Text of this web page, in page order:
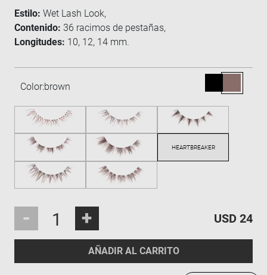
Estilo: Wet Lash Look,
Contenido: 36 racimos de pestañas,
Longitudes: 10, 12, 14 mm.
Color:brown
- + USD 24
AÑADIR AL CARRITO